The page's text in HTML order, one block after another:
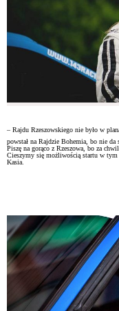
– Rajdu Rzeszowskiego nie było w
powstał na Rajdzie Bohemia, bo nie
Piszę na gorąco z Rzeszowa, bo za
Cieszymy się możliwością startu w
Kasia.